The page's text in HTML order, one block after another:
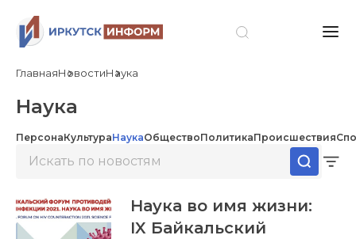
ГлавнаяНовостиНаука
Наука
ПерсонаКультураНаукаОбществоПолитикаПроисшествия
Наука во имя жизни:
IX Байкальский